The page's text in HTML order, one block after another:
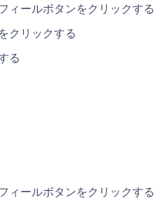
ィールボタンをクリックする
クリックする
る
ィールボタンをクリックする